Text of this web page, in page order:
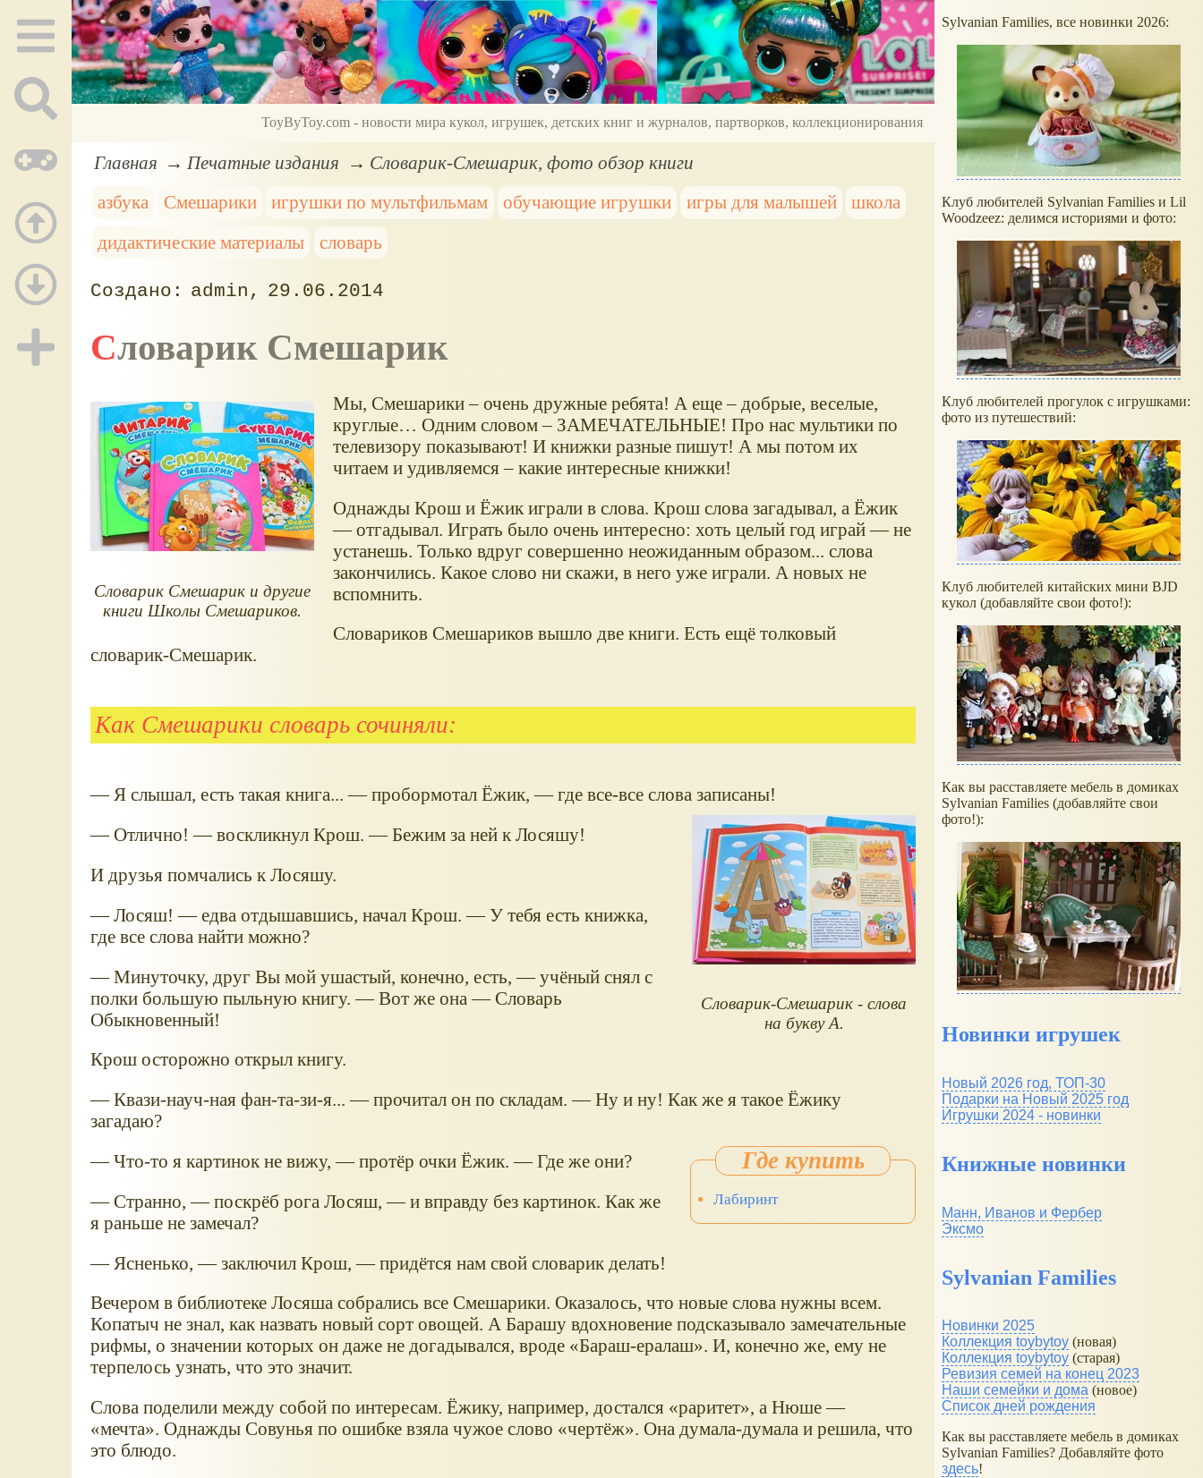
ToyByToy.com - новости мира кукол, игрушек, детских книг и журналов, партворков, коллекционирования
Главная Печатные издания
Словарик-Смешарик, фото обзор книги
азбука
Смешарики игрушки по мультфильмам обучающие игрушки игры для малышей
школа
дидактические материалы
словарь
admin 29.06.2014
Словарик Смешарик
Словарик Смешарик и другие
книги Школы Смешариков.
Мы, Смешарики – очень дружные ребята! А еще – добрые, веселые,
круглые… Одним словом – ЗАМЕЧАТЕЛЬНЫЕ! Про нас мультики по
телевизору показывают! И книжки разные пишут! А мы потом их
читаем и удивляемся – какие интересные книжки!
Однажды Крош и Ёжик играли в слова. Крош слова загадывал, а Ёжик
— отгадывал. Играть было очень интересно: хоть целый год играй — не
устанешь. Только вдруг совершенно неожиданным образом... слова
закончились. Какое слово ни скажи, в него уже играли. А новых не
вспомнить.
Словариков Смешариков вышло две книги. Есть ещё толковый
словарик-Смешарик.
Как Смешарики словарь сочиняли:
— Я слышал, есть такая книга... — пробормотал Ёжик, — где все-все слова записаны!
Словарик-Смешарик - слова
на букву А.
— Отлично! — воскликнул Крош. — Бежим за ней к Лосяшу!
И друзья помчались к Лосяшу.
— Лосяш! — едва отдышавшись, начал Крош. — У тебя есть книжка,
где все слова найти можно?
— Минуточку, друг Вы мой ушастый, конечно, есть, — учёный снял с
полки большую пыльную книгу. — Вот же она — Словарь
Обыкновенный!
Крош осторожно открыл книгу.
— Квази-науч-ная фан-та-зи-я... — прочитал он по складам. — Ну и ну! Как же я такое Ёжику
загадаю?
Лабиринт
— Что-то я картинок не вижу, — протёр очки Ёжик. — Где же они?
— Странно, — поскрёб рога Лосяш, — и вправду без картинок. Как же
я раньше не замечал?
— Ясненько, — заключил Крош, — придётся нам свой словарик делать!
Вечером в библиотеке Лосяша собрались все Смешарики. Оказалось, что новые слова нужны всем.
Копатыч не знал, как назвать новый сорт овощей. А Барашу вдохновение подсказывало замечательные
рифмы, о значении которых он даже не догадывался, вроде
Бараш-ералаш . И, конечно же, ему не
терпелось узнать, что это значит.
Слова поделили между собой по интересам. Ёжику, например, достался
раритет , а Нюше —
мечта . Однажды Совунья по ошибке взяла чужое слово чертёж . Она думала-думала и решила, что
это блюдо.
Sylvanian Families, все новинки 2026:
Клуб любителей Sylvanian Families и Lil
Woodzeez: делимся историями и фото:
Клуб любителей прогулок с игрушками:
фото из путешествий:
Клуб любителей китайских мини BJD
кукол (добавляйте свои фото!):
Как вы расставляете мебель в домиках
Sylvanian Families (добавляйте свои
фото!):
Новинки игрушек
Новый 2026 год, ТОП-30
Подарки на Новый 2025 год
Игрушки 2024 - новинки
Книжные новинки
Манн, Иванов и Фербер
Эксмо
Sylvanian Families
Новинки 2025
Коллекция toybytoy (новая)
Коллекция toybytoy (старая)
Ревизия семей на конец 2023
Наши семейки и дома (новое)
Список дней рождения
Как вы расставляете мебель в домиках
Sylvanian Families? Добавляйте фото
здесь!